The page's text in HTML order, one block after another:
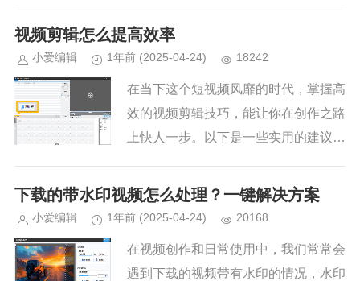
被分散。别担心，接下来将为大家介绍
3个实用技巧，借助爱剪辑软件...
视频剪辑怎么提高效率
小爱编辑 1年前 (2025-04-24) 18242
在当下这个短视频风靡的时代，掌握高
效的视频剪辑技巧，能让你在创作之路
上快人一步。以下是一些实用的建议，
工具—爱剪辑爱剪辑无疑是大众的优质
之选。它界面友好，操作简单，...
下载的带水印视频怎么处理？一键解决方案
小爱编辑 1年前 (2025-04-24) 20168
在视频创作和日常使用中，我们常常会
遇到下载的视频带有水印的情况，水印